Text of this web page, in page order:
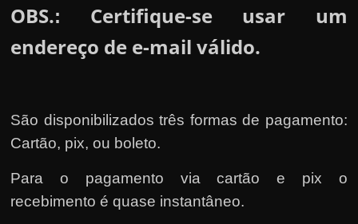
OBS.:
Certifique-se usar um
endereço de e-mail válido.
São disponibilizados três formas de pagamento:
Cartão, pix, ou boleto.
Para o pagamento via cartão e pix o
recebimento é quase instantâneo.